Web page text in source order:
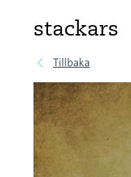
stackars
Tillbaka